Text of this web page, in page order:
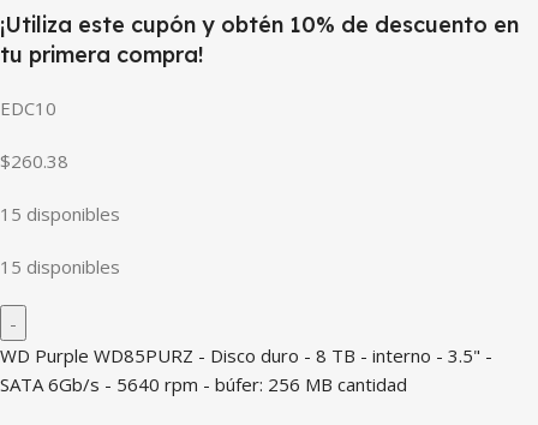
¡Utiliza este cupón y obtén 10% de descuento en
tu primera compra!
EDC10
$260.38
15 disponibles
15 disponibles
WD Purple WD85PURZ - Disco duro - 8 TB - interno - 3.5" -
SATA 6Gb/s - 5640 rpm - búfer: 256 MB cantidad